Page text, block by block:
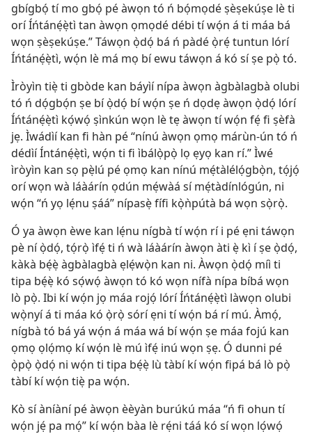
gbígbọ́ tí mo gbọ́ pé àwọn tó ń bọ́mọdé ṣèṣekúṣe lè ti
orí Íńtánẹ́ẹ̀tì tan àwọn ọmọdé débi tí wọ́n á ti máa bá
wọn ṣèṣekúṣe.” Táwọn ọ̀dọ́ bá ń pàdé ọ̀rẹ́ tuntun lórí
Íńtánẹ́ẹ̀tì, wọ́n lè má mọ bí ewu táwọn á kó sí ṣe pọ̀ tó.
Ìròyìn tiẹ̀ ti gbòde kan báyìí nípa àwọn àgbàlagbà olubi
tó ń dọ́gbọ́n ṣe bí ọ̀dọ́ bí wọ́n ṣe ń dọdẹ àwọn ọ̀dọ́ lórí
Íńtánẹ́ẹ̀tì kọ́wọ́ ṣìnkún wọn lè tẹ àwọn tí wọ́n fẹ́ fi ṣèfà
jẹ. Ìwádìí kan fi hàn pé “nínú àwọn ọmọ márùn-ún tó ń
dédìí Íntánẹ́ẹ̀tì, wọ́n ti fi ìbálọ̀pọ̀ lọ ẹyọ kan rí.” Ìwé
ìròyìn kan sọ pẹ̀lú pé ọmọ kan nínú mẹ́tàlélọ́gbọ̀n, tọ́jọ́
orí wọn wà láàárín ọdún mẹ́wàá sí mẹ́tàdínlógún, ni
wọ́n “ń yọ lẹ́nu ṣáá” nípasẹ̀ fífi kọ̀ǹpútà bá wọn sọ̀rọ̀.
Ó ya àwọn èwe kan lẹ́nu nígbà tí wọ́n rí i pé ẹni táwọn
pè ní ọ̀dọ́, tọ́rọ̀ ìfẹ́ ti ń wà láàárín àwọn àti ẹ̀ kì í ṣe ọ̀dọ́,
kàkà bẹ́ẹ̀ àgbàlagbà ẹlẹ́wọ̀n kan ni. Àwọn ọ̀dọ́ míì ti
tipa bẹ́ẹ̀ kó sọ́wọ́ àwọn tó kó wọn nífà nípa bíbá wọn
lò pọ̀. Ibi kí wọ́n jọ máa rojọ́ lórí Íńtánẹ́ẹ̀tì làwọn olubi
wọ̀nyí á ti máa kó ọ̀rọ̀ sórí ẹni tí wọ́n bá rí mú. Àmọ́,
nígbà tó bá yá wọ́n á máa wá bí wọ́n ṣe máa fojú kan
ọmọ ọlọ́mọ kí wọ́n lè mú ìfẹ́ inú wọn ṣẹ. Ó dunni pé
ọ̀pọ̀ ọ̀dọ́ ni wọ́n ti tipa bẹ́ẹ̀ lù tàbí kí wọ́n fipá bá lò pọ̀
tàbí kí wọ́n tiẹ̀ pa wọ́n.
Kò sí àníàní pé àwọn èèyàn burúkú máa “ń fi ohun tí
wọ́n jẹ́ pa mọ́” kí wọ́n bàa lè rẹ́ni táá kó sí wọn lọ́wọ́